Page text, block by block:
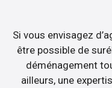
Si vous envisagez
être possible de
déménagement
ailleurs, une